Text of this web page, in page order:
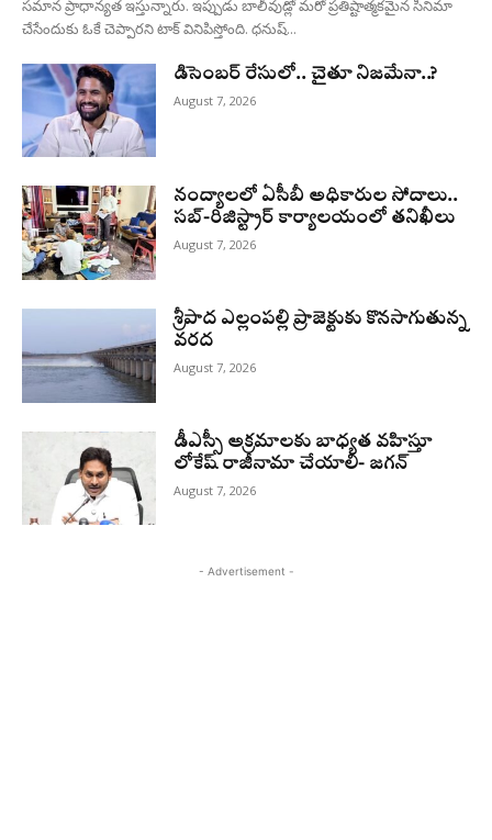
సమాన ప్రాధాన్యత ఇస్తున్నారు. ఇప్పుడు బాలీవుడ్లో మరో ప్రతిష్టాత్మకమైన సినిమా
చేసేందుకు ఓకే చెప్పారని టాక్ వినిపిస్తోంది. ధనుష్...
డిసెంబర్ రేసులో.. చైతూ నిజమేనా..?
August 7, 2026
నంద్యాలలో ఏసీబీ అధికారుల సోదాలు..
సబ్-రిజిస్ట్రార్ కార్యాలయంలో తనిఖీలు
August 7, 2026
శ్రీపాద ఎల్లంపల్లి ప్రాజెక్టుకు కొనసాగుతున్న
వరద
August 7, 2026
డీఎస్సీ అక్రమాలకు బాధ్యత వహిస్తూ
లోకేష్‌ రాజీనామా చేయాలి- జగన్
August 7, 2026
- Advertisement -